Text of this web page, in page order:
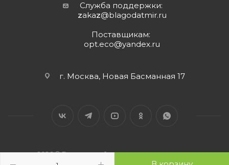
Служба поддержки:
zakaz@blagodatmir.ru
Поставщикам:
opt.eco@yandex.ru
г. Москва, Новая Басманная 17
2026 © Благодатный мир - интернет-магазин